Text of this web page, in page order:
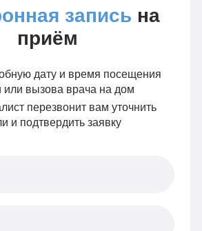
запись на
приём
дату и время посещения
или вызова врача на дом
перезвонит вам уточнить
и подтвердить заявку